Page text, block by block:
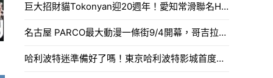
巨大招財貓Tokonyan迎20週年！愛知常滑聯名Hello Kitty與中部機場推出限定周邊與夜間點燈。
名古屋 PARCO最大動漫一條街9/4開幕，哥吉拉、假面騎士、海賊王全都來了，打造出動漫迷天堂。
哈利波特迷準備好了嗎！東京哈利波特影城首度舉辦萬聖節特別企劃「黑魔法萬聖節」，9/ 10開跑。